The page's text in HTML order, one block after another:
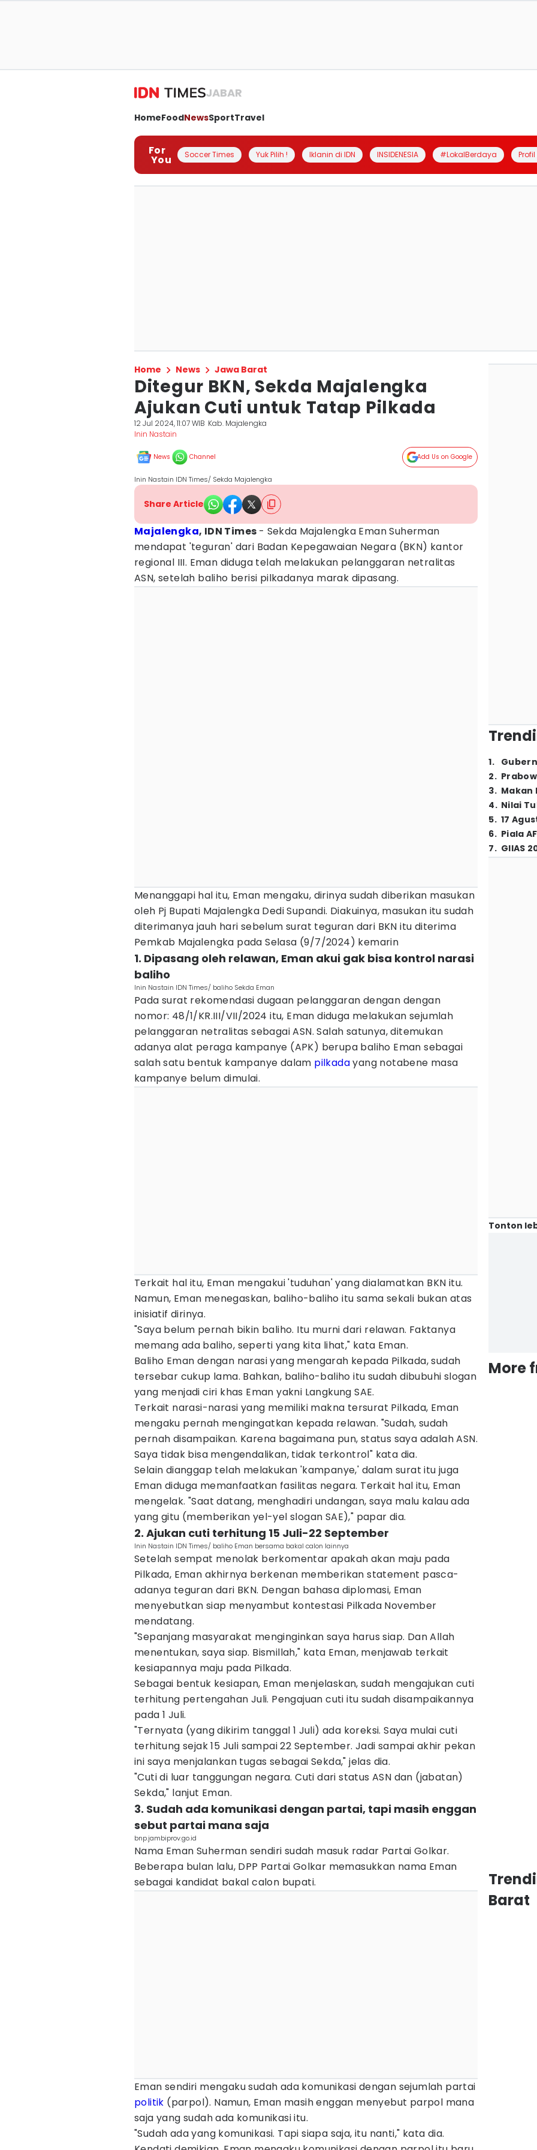
JABAR
HomeFoodNewsSportTravel
For
You Soccer Times Yuk Pilih ! Iklanin di IDN INSIDENESIA #LokalBerdaya
Home News Jawa Barat
Ditegur BKN, Sekda Majalengka
Ajukan Cuti untuk Tatap Pilkada
12 Jul 2024, 11:07 WIB Kab. Majalengka
Inin Nastain
News Channel Add Us on Google
Inin Nastain IDN Times/ Sekda Majalengka
Share Article
Majalengka, IDN Times - Sekda Majalengka Eman Suherman
mendapat 'teguran' dari Badan Kepegawaian Negara (BKN) kantor
regional III. Eman diduga telah melakukan pelanggaran netralitas
ASN, setelah baliho berisi pilkadanya marak dipasang.
Menanggapi hal itu, Eman mengaku, dirinya sudah diberikan masukan
oleh Pj Bupati Majalengka Dedi Supandi. Diakuinya, masukan itu sudah
diterimanya jauh hari sebelum surat teguran dari BKN itu diterima
Pemkab Majalengka pada Selasa (9/7/2024) kemarin
1. Dipasang oleh relawan, Eman akui gak bisa kontrol narasi
baliho
Inin Nastain IDN Times/ baliho Sekda Eman
Pada surat rekomendasi dugaan pelanggaran dengan dengan
nomor: 48/1/KR.III/VII/2024 itu, Eman diduga melakukan sejumlah
pelanggaran netralitas sebagai ASN. Salah satunya, ditemukan
adanya alat peraga kampanye (APK) berupa baliho Eman sebagai
salah satu bentuk kampanye dalam pilkadayang notabene masa
kampanye belum dimulai.
Terkait hal itu, Eman mengakui 'tuduhan' yang dialamatkan BKN itu.
Namun, Eman menegaskan, baliho-baliho itu sama sekali bukan atas
inisiatif dirinya.
"Saya belum pernah bikin baliho. Itu murni dari relawan. Faktanya
memang ada baliho, seperti yang kita lihat," kata Eman.
Baliho Eman dengan narasi yang mengarah kepada Pilkada, sudah
tersebar cukup lama. Bahkan, baliho-baliho itu sudah dibubuhi slogan
yang menjadi ciri khas Eman yakni Langkung SAE.
Terkait narasi-narasi yang memiliki makna tersurat Pilkada, Eman
mengaku pernah mengingatkan kepada relawan. "Sudah, sudah
pernah disampaikan. Karena bagaimana pun, status saya adalah ASN.
Saya tidak bisa mengendalikan, tidak terkontrol" kata dia.
Selain dianggap telah melakukan 'kampanye,' dalam surat itu juga
Eman diduga memanfaatkan fasilitas negara. Terkait hal itu, Eman
mengelak. "Saat datang, menghadiri undangan, saya malu kalau ada
yang gitu (memberikan yel-yel slogan SAE)," papar dia.
2. Ajukan cuti terhitung 15 Juli-22 September
Inin Nastain IDN Times/ baliho Eman bersama bakal calon lainnya
Setelah sempat menolak berkomentar apakah akan maju pada
Pilkada, Eman akhirnya berkenan memberikan statement pasca-
adanya teguran dari BKN. Dengan bahasa diplomasi, Eman
menyebutkan siap menyambut kontestasi Pilkada November
mendatang.
"Sepanjang masyarakat menginginkan saya harus siap. Dan Allah
menentukan, saya siap. Bismillah," kata Eman, menjawab terkait
kesiapannya maju pada Pilkada.
Sebagai bentuk kesiapan, Eman menjelaskan, sudah mengajukan cuti
terhitung pertengahan Juli. Pengajuan cuti itu sudah disampaikannya
pada 1 Juli.
"Ternyata (yang dikirim tanggal 1 Juli) ada koreksi. Saya mulai cuti
terhitung sejak 15 Juli sampai 22 September. Jadi sampai akhir pekan
ini saya menjalankan tugas sebagai Sekda," jelas dia.
"Cuti di luar tanggungan negara. Cuti dari status ASN dan (jabatan)
Sekda," lanjut Eman.
3. Sudah ada komunikasi dengan partai, tapi masih enggan
sebut partai mana saja
bnp.jambiprov.go.id
Nama Eman Suherman sendiri sudah masuk radar Partai Golkar.
Beberapa bulan lalu, DPP Partai Golkar memasukkan nama Eman
sebagai kandidat bakal calon bupati.
Eman sendiri mengaku sudah ada komunikasi dengan sejumlah partai
politik (parpol). Namun, Eman masih enggan menyebut parpol mana
saja yang sudah ada komunikasi itu.
"Sudah ada yang komunikasi. Tapi siapa saja, itu nanti," kata dia.
1.
2.
3. Makan
4. Nilai
5. 17
6. Piala
7. GIIAS
Tonton
More
Barat